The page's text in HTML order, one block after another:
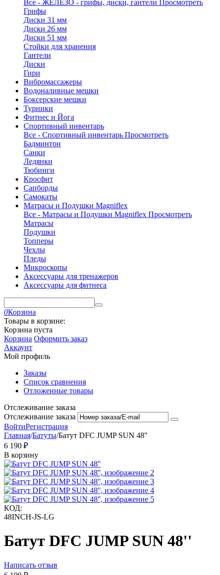
Все - ЖЕЛЕЗО - грифы, диски, гантели Просмотреть
Грифы
Диски 31 мм
Диски 26 мм
Диски 51 мм
Стойки для хранения
Гантели
Диски
Гири
Вибромассажеры
Водоналивные мешки
Боксерские мешки
Турники
Фитнес и Йога
Спортивный инвентарь
Все - Спортивный инвентарь Просмотреть
Бадминтон
Санки
Ледянки
Тюбинги
Кросфит
Сапборды
Самокаты
Матрасы и Подушки Magniflex
Все - Матрасы и Подушки Magniflex Просмотреть
Матрасы
Подушки
Топперы
Чехлы
Пледы
Микроскопы
Аксессуары для тренажеров
Аксессуары для фитнеса
0Корзина
Товары в корзине:
Корзина пуста
Корзина Оформить заказ
Аккаунт
Мой профиль
Заказы
Список сравнения
Отложенные товары
Отслеживание заказа
Отслеживание заказа
ВойтиРегистрация
Главная/Батуты/Батут DFC JUMP SUN 48''
6 190 ₽
В корзину
КОД:
48INCH-JS-LG
Батут DFC JUMP SUN 48''
Написать отзыв